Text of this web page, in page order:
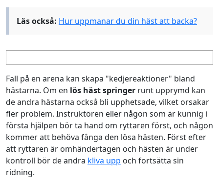
Läs också: Hur uppmanar du din häst att backa?
Fall på en arena kan skapa "kedjereaktioner" bland
hästarna. Om en lös häst springer runt upprymd kan
de andra hästarna också bli upphetsade, vilket orsakar
fler problem. Instruktören eller någon som är kunnig i
första hjälpen bör ta hand om ryttaren först, och någon
kommer att behöva fånga den lösa hästen. Först efter
att ryttaren är omhändertagen och hästen är under
kontroll bör de andra kliva upp och fortsätta sin
ridning.